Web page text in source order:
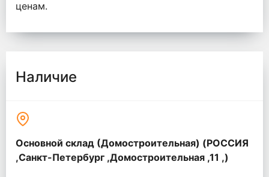
ценам.
Наличие
Основной склад (Домостроительная) (РОССИЯ
,Санкт-Петербург ,Домостроительная ,11 ,)